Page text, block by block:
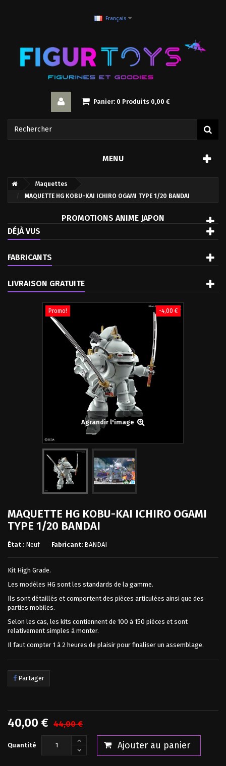
Français
Panier: 0 Produits 0,00 €
MENU
Maquettes
MAQUETTE HG KOBU-KAI ICHIRO OGAMI TYPE 1/20 BANDAI
PROMOTIONS ANIME JAPON
DÉJÀ VUS
FABRICANTS
LIVRAISON GRATUITE
Promo! -4,00 €
Agrandir l'image
MAQUETTE HG KOBU-KAI ICHIRO OGAMI
TYPE 1/20 BANDAI
État : Neuf Fabricant: BANDAI
Kit High Grade.
Les modèles HG sont les standards de la gamme.
Ils sont détaillés et comportent des pièces articulées ainsi que des
parties mobiles.
Selon les cas, les kits contiennent de 100 à 150 pièces et sont
relativement simples à monter.
Il faut compter 1 à 2 heures de plaisir pour finaliser un assemblage.
Partager
40,00 € 44,00 €
Quantité Ajouter au panier